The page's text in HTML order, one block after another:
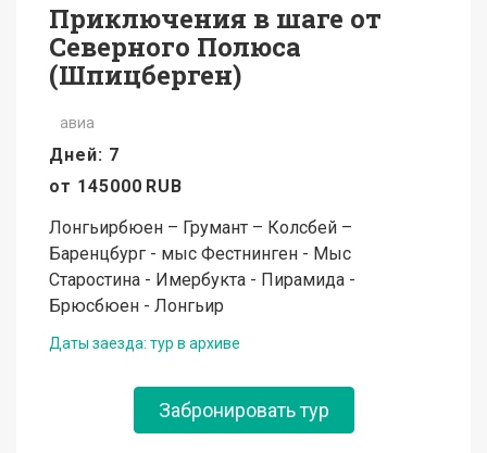
Приключения в шаге от
Северного Полюса
(Шпицберген)
авиа
Дней: 7
от 145000 RUB
Лонгьирбюен – Грумант – Колсбей –
Баренцбург - мыс Фестнинген - Мыс
Старостина - Имербукта - Пирамида -
Брюсбюен - Лонгьир
Даты заезда: тур в архиве
Забронировать тур